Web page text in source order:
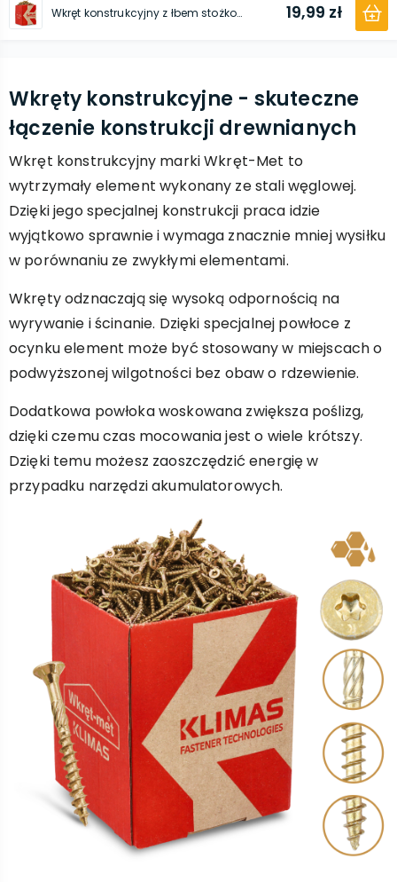
Wkręt konstrukcyjny z łbem stożkowym i gniazdem TX 3,0 x 30 800 sztuk 19,99 zł
Wkręty konstrukcyjne - skuteczne
łączenie konstrukcji drewnianych
Wkręt konstrukcyjny marki Wkręt-Met to
wytrzymały element wykonany ze stali węglowej.
Dzięki jego specjalnej konstrukcji praca idzie
wyjątkowo sprawnie i wymaga znacznie mniej wysiłku
w porównaniu ze zwykłymi elementami.
Wkręty odznaczają się wysoką odpornością na
wyrywanie i ścinanie. Dzięki specjalnej powłoce z
ocynku element może być stosowany w miejscach o
podwyższonej wilgotności bez obaw o rdzewienie.
Dodatkowa powłoka woskowana zwiększa poślizg,
dzięki czemu czas mocowania jest o wiele krótszy.
Dzięki temu możesz zaoszczędzić energię w
przypadku narzędzi akumulatorowych.